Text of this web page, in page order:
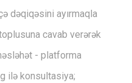
dəqiqəsini ayırmaqla
cavab verərək
- platforma
ilə konsultasiya;